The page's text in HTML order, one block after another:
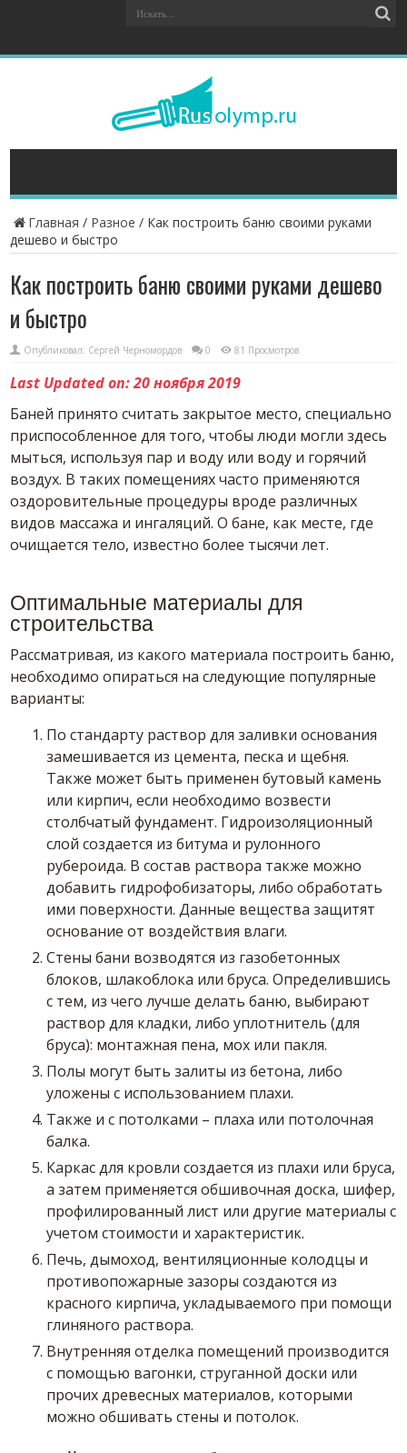
Главная / Разное / Как построить баню своими руками
дешево и быстро
Как построить баню своими руками дешево
и быстро
Опубликовал: Сергей Черномордов 0 81 Просмотров
Last Updated on: 20 ноября 2019
Баней принято считать закрытое место, специально
приспособленное для того, чтобы люди могли здесь
мыться, используя пар и воду или воду и горячий
воздух. В таких помещениях часто применяются
оздоровительные процедуры вроде различных
видов массажа и ингаляций. О бане, как месте, где
очищается тело, известно более тысячи лет.
Оптимальные материалы для
строительства
Рассматривая, из какого материала построить баню,
необходимо опираться на следующие популярные
варианты:
По стандарту раствор для заливки основания
замешивается из цемента, песка и щебня.
Также может быть применен бутовый камень
или кирпич, если необходимо возвести
столбчатый фундамент. Гидроизоляционный
слой создается из битума и рулонного
рубероида. В состав раствора также можно
добавить гидрофобизаторы, либо обработать
ими поверхности. Данные вещества защитят
основание от воздействия влаги.
Стены бани возводятся из газобетонных
блоков, шлакоблока или бруса. Определившись
с тем, из чего лучше делать баню, выбирают
раствор для кладки, либо уплотнитель (для
бруса): монтажная пена, мох или пакля.
Полы могут быть залиты из бетона, либо
уложены с использованием плахи.
Также и с потолками – плаха или потолочная
балка.
Каркас для кровли создается из плахи или бруса,
а затем применяется обшивочная доска, шифер,
профилированный лист или другие материалы с
учетом стоимости и характеристик.
Печь, дымоход, вентиляционные колодцы и
противопожарные зазоры создаются из
красного кирпича, укладываемого при помощи
глиняного раствора.
Внутренняя отделка помещений производится
с помощью вагонки, струганной доски или
прочих древесных материалов, которыми
можно обшивать стены и потолок.